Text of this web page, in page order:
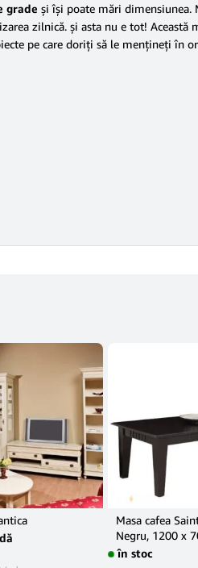
grade şi îşi poate mări dimensiunea.
zilnică. şi asta nu e tot! Această
pe care doriţi să le menţineţi în
Masa cafea
Negru, 1200 x
în stoc